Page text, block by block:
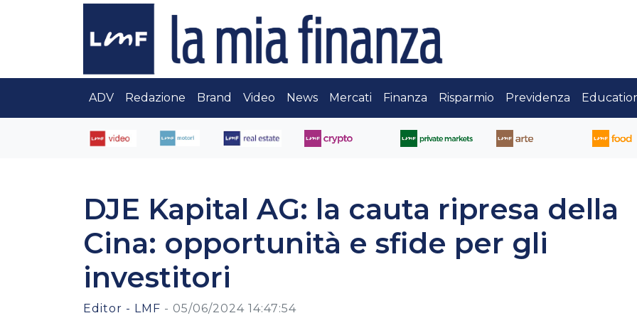
ADV Redazione Brand Video News Mercati Finanza Risparmio Previdenza
DJE Kapital AG: la cauta ripresa della
Cina: opportunità e sfide per gli
investitori
Editor - LMF - 05/06/2024 14:47:54